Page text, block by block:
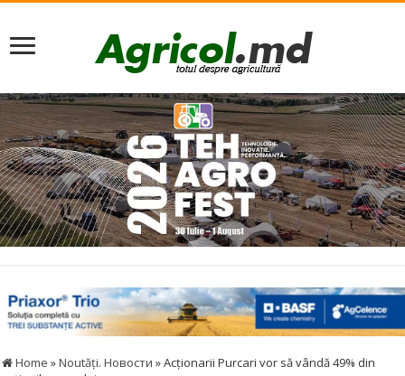
Home »Noutăţi. Новости »Acționarii Purcari vor să vândă 49% din